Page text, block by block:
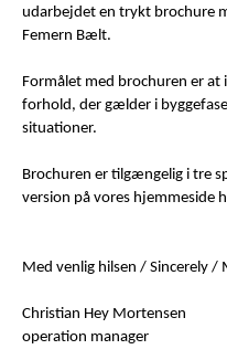
udarbejdet en trykt brochure
Femern Bælt.
Formålet med brochuren er
forhold, der gælder i
situationer.
Brochuren er tilgængelig i tre
version på vores hjemmeside
Med venlig hilsen / Sincerely /
Christian Hey Mortensen
operation manager